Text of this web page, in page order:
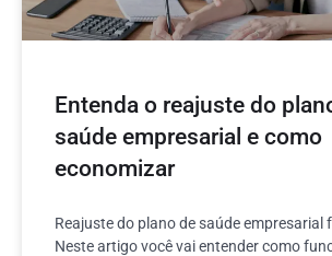
Entenda o reajuste do
saúde empresarial e como
economizar
Reajuste do plano de saúde empresarial
Neste artigo você vai entender como